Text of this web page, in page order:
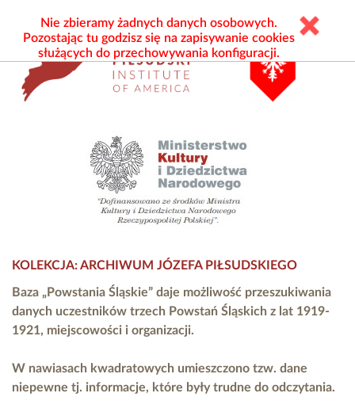
KOLEKCJA: ARCHIWUM JÓZEFA PIŁSUDSKIEGO
Baza „Powstania Śląskie” daje możliwość przeszukiwania
danych uczestników trzech Powstań Śląskich z lat 1919-
1921, miejscowości i organizacji.
W nawiasach kwadratowych umieszczono tzw. dane
niepewne tj. informacje, które były trudne do odczytania.
Nie zbieramy żadnych danych osobowych.
Pozostając tu godzisz się na zapisywanie cookies
służących do przechowywania konfiguracji.